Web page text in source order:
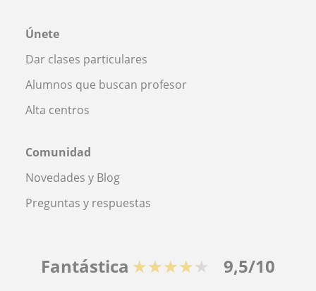
Únete
Dar clases particulares
Alumnos que buscan profesor
Alta centros
Comunidad
Novedades y Blog
Preguntas y respuestas
Fantástica ★★★★★ 9,5/10